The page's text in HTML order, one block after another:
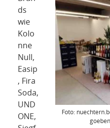
Foto:
ds
wie
Kolo
nne
Null,
Easip
, Fira
Soda,
UND
ONE,